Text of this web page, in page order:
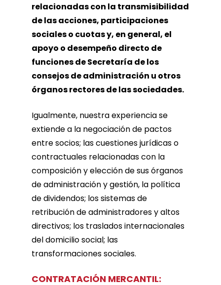
relacionadas con la transmisibilidad
de las acciones, participaciones
sociales o cuotas y, en general, el
apoyo o desempeño directo de
funciones de Secretaría de los
consejos de administración u otros
órganos rectores de las sociedades.
Igualmente, nuestra experiencia se
extiende a la negociación de pactos
entre socios; las cuestiones jurídicas o
contractuales relacionadas con la
composición y elección de sus órganos
de administración y gestión, la política
de dividendos; los sistemas de
retribución de administradores y altos
directivos; los traslados internacionales
del domicilio social; las
transformaciones sociales.
CONTRATACIÓN MERCANTIL: